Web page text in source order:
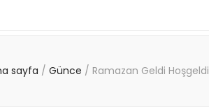
sayfa / Günce / Ramazan Geldi Hoşgeldi